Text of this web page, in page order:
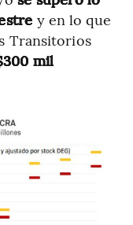
y en lo que
Transitorios
mil